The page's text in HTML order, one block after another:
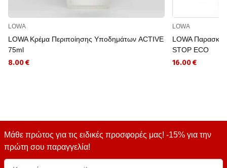
LOWA
LOWA Κρέμα Περιποίησης Υποδημάτων ACTIVE
75ml
8.00 €
LOWA
LOWA
STOP ECO
16.00 €
Μάθε πρώτος για τις ειδικές προσφορές μας! -15% για την
πρώτη σου παραγγελία!